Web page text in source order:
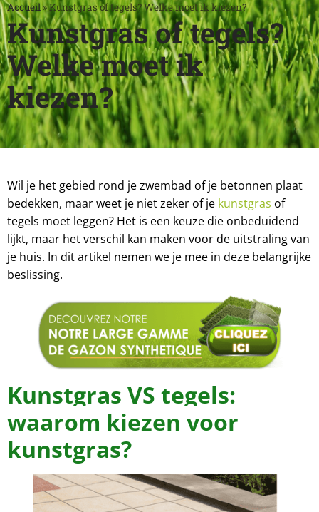
Accueil»Kunstgras of tegels? Welke moet ik kiezen?
Kunstgras of tegels?
Welke moet ik
kiezen?
Wil je het gebied rond je zwembad of je betonnen plaat
bedekken, maar weet je niet zeker of je kunstgras of
tegels moet leggen? Het is een keuze die onbeduidend
lijkt, maar het verschil kan maken voor de uitstraling van
je huis. In dit artikel nemen we je mee in deze belangrijke
beslissing.
Kunstgras VS tegels:
waarom kiezen voor
kunstgras?